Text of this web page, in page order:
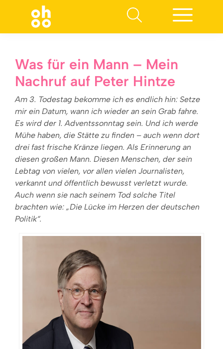
Was für ein Mann – Mein
Nachruf auf Peter Hintze
Am 3. Todestag bekomme ich es endlich hin: Setze
mir ein Datum, wann ich wieder an sein Grab fahre.
Es wird der 1. Adventssonntag sein. Und ich werde
Mühe haben, die Stätte zu finden – auch wenn dort
drei fast frische Kränze liegen. Als Erinnerung an
diesen großen Mann. Diesen Menschen, der sein
Lebtag von vielen, vor allen vielen Journalisten,
verkannt und öffentlich bewusst verletzt wurde.
Auch wenn sie nach seinem Tod solche Titel
brachten wie: „Die Lücke im Herzen der deutschen
Politik“.